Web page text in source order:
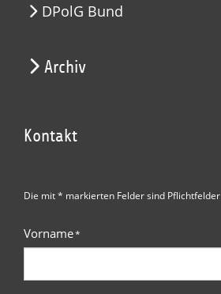
DPolG Bund
Archiv
Kontakt
Die mit * markierten Felder sind Pflichtfelder
Vorname*